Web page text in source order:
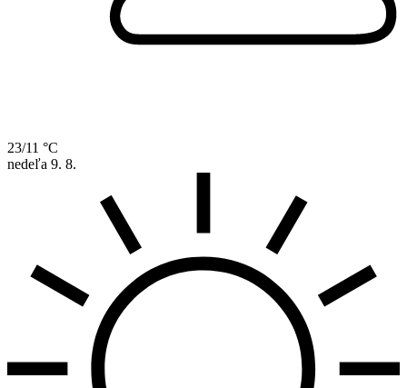
23/11 °C
nedeľa 9. 8.